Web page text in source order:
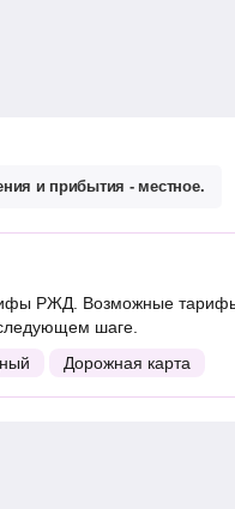
и прибытия - местное.
РЖД. Возможные тарифы
шаге.
Дорожная карта